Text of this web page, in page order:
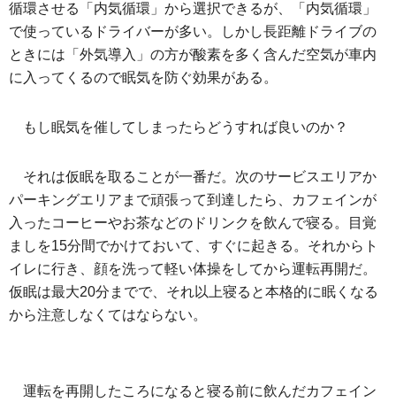
循環させる「内気循環」から選択できるが、「内気循環」
で使っているドライバーが多い。しかし長距離ドライブの
ときには「外気導入」の方が酸素を多く含んだ空気が車内
に入ってくるので眠気を防ぐ効果がある。
もし眠気を催してしまったらどうすれば良いのか？
それは仮眠を取ることが一番だ。次のサービスエリアか
パーキングエリアまで頑張って到達したら、カフェインが
入ったコーヒーやお茶などのドリンクを飲んで寝る。目覚
ましを15分間でかけておいて、すぐに起きる。それからト
イレに行き、顔を洗って軽い体操をしてから運転再開だ。
仮眠は最大20分までで、それ以上寝ると本格的に眠くなる
から注意しなくてはならない。
運転を再開したころになると寝る前に飲んだカフェイン